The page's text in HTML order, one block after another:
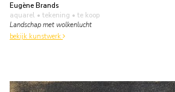
Eugène Brands
aquarel • tekening • te koop
Landschap met wolkenlucht
bekijk kunstwerk